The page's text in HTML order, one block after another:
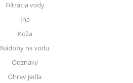
Filtrácia vody
Iné
Koža
Nádoby na vodu
Odznaky
Ohrev jedla